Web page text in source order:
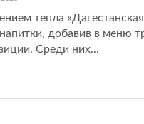
тепла «Дагестанская
добавив в меню
Среди них...